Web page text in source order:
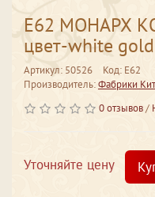
Е62 МОНАРХ
цвет-white gold
Артикул: 50526
Код: Е62
Производитель:Фабрики
0 отзывов/
Уточняйте цену